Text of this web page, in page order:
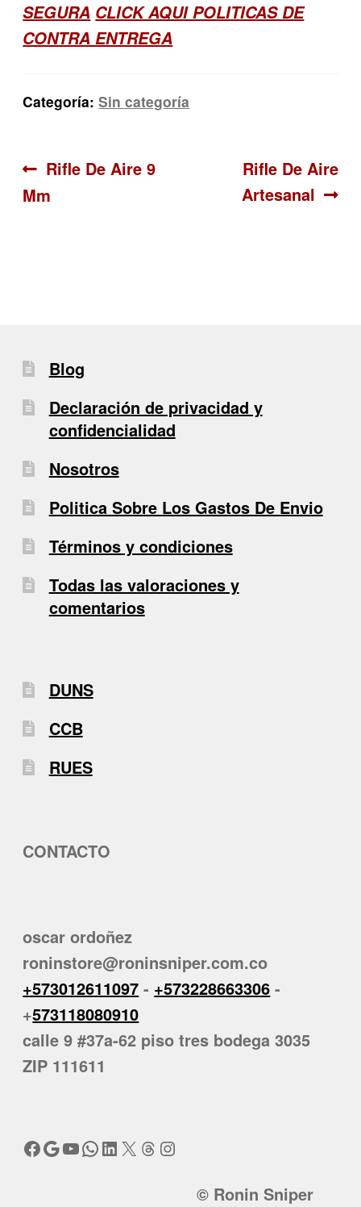
SEGURA CLICK AQUI POLITICAS DE
CONTRA ENTREGA
Categoría:Sin categoría
Navegación
de
Anterior:
Rifle De Aire 9
Mm
Siguiente:
Rifle De Aire
Artesanal
Blog
Declaración de privacidad y
confidencialidad
Nosotros
Politica Sobre Los Gastos De Envio
Términos y condiciones
Todas las valoraciones y
comentarios
DUNS
CCB
RUES
CONTACTO
oscar ordoñez
roninstore@roninsniper.com.co
+573012611097 - +573228663306 -
+573118080910
calle 9 #37a-62 piso tres bodega 3035
ZIP 111611
Facebook
Google
YouTube
WhatsApp
LinkedIn
X Threads
Instagram
© Ronin Sniper